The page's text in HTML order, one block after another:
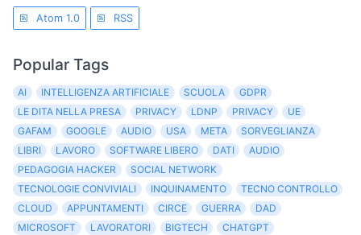
Atom 1.0 RSS
Popular Tags
AI INTELLIGENZA ARTIFICIALE SCUOLA
GDPR
LE DITA NELLA PRESA
PRIVACY LDNP PRIVACY
UE
GAFAM
GOOGLE AUDIO USA META
SORVEGLIANZA
LIBRI
LAVORO SOFTWARE LIBERO DATI
AUDIO
PEDAGOGIA HACKER
SOCIAL NETWORK
TECNOLOGIE CONVIVIALI
INQUINAMENTO
TECNO CONTROLLO
CLOUD
APPUNTAMENTI CIRCE GUERRA
DAD
MICROSOFT
LAVORATORI BIGTECH
CHATGPT